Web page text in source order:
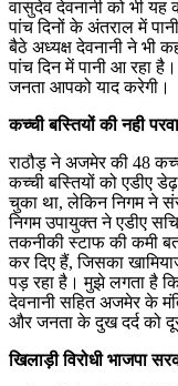
वासुदेव देवनानी को भी
पांच दिनों के अंतराल में
बैठे अध्यक्ष देवनानी ने भी
पांच दिन में पानी आ रहा
जनता आपको याद करेगी।
कच्ची बस्तियों की नही
राठौड़ ने अजमेर की 48
कच्ची बस्तियों को एडीए
चुका था, लेकिन निगम ने
निगम उपायुक्त ने एडीए
तकनीकी स्टाफ की कमी
कर दिए हैं, जिसका
पड़ रहा है। मुझे लगता है
देवनानी सहित अजमेर के
और जनता के दुख दर्द को
खिलाड़ी विरोधी भाजपा